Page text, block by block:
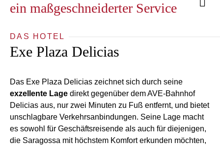
ein maßgeschneiderter Service
DAS HOTEL
Exe Plaza Delicias
Das Exe Plaza Delicias zeichnet sich durch seine
exzellente Lage direkt gegenüber dem AVE-Bahnhof
Delicias aus, nur zwei Minuten zu Fuß entfernt, und bietet
unschlagbare Verkehrsanbindungen. Seine Lage macht
es sowohl für Geschäftsreisende als auch für diejenigen,
die Saragossa mit höchstem Komfort erkunden möchten,